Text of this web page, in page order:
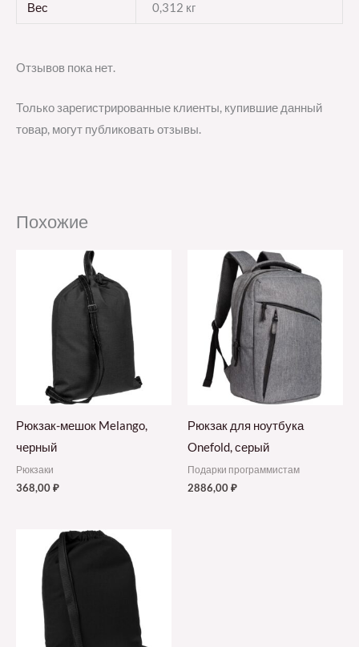
Вес 0,312 кг
Отзывов пока нет.
Только зарегистрированные клиенты, купившие данный
товар, могут публиковать отзывы.
Похожие
Рюкзак-мешок Melango,
черный
Рюкзаки
368,00₽
Рюкзак для ноутбука
Onefold, серый
Подарки программистам
2886,00₽